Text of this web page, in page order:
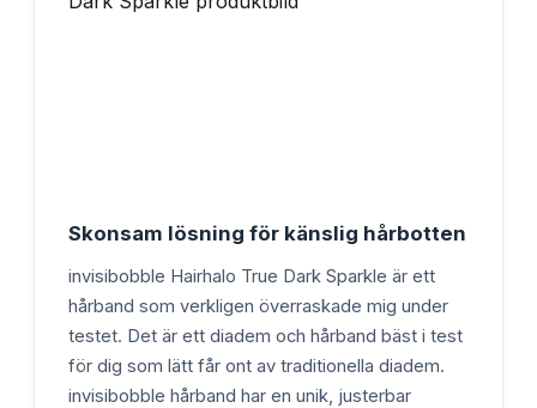
Skonsam lösning för känslig hårbotten
invisibobble Hairhalo True Dark Sparkle är ett
hårband som verkligen överraskade mig under
testet. Det är ett diadem och hårband bäst i test
för dig som lätt får ont av traditionella diadem.
invisibobble hårband har en unik, justerbar